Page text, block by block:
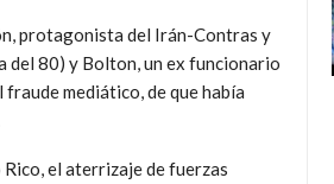
protagonista del Irán-Contras y
del 80) y Bolton, un ex funcionario
mediático, de que había
el aterrizaje de fuerzas